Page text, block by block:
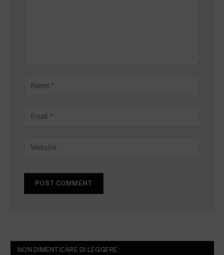
NON DIMENTICARE DI LEGGERE: